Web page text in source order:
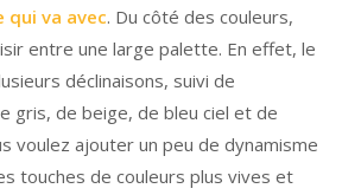
qui va avec. Du côté des couleurs,
entre une large palette. En effet, le
déclinaisons, suivi de
gris, de beige, de bleu ciel et de
voulez ajouter un peu de dynamisme
touches de couleurs plus vives et